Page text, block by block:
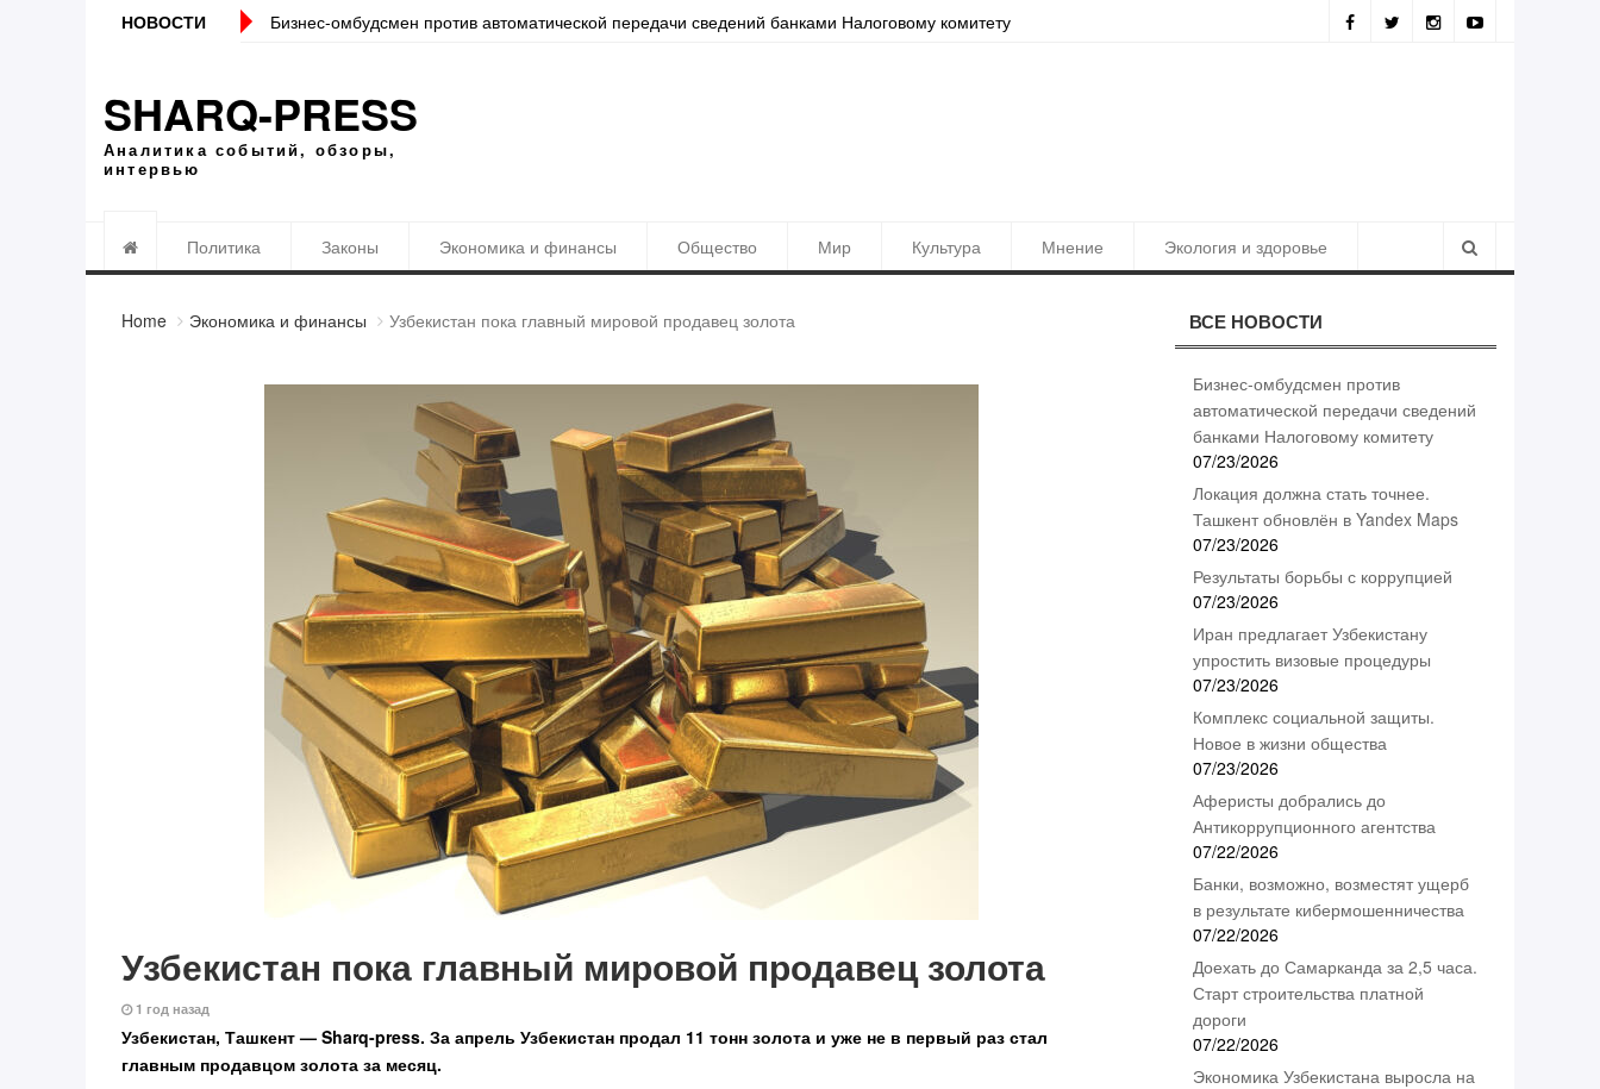
НОВОСТИ
сведений банками Налоговому комитету Локация должна стать точнее. Ташкент обновлён в Yandex Maps Результаты борьбы с коррупцией
SHARQ-PRESS
Аналитика событий, обзоры,
интервью
Политика Законы Экономика и финансы Общество Мир Культура Мнение Экология и здоровье
Home Экономика и финансы Узбекистан пока главный мировой продавец золота
Узбекистан пока главный мировой продавец золота
1 год назад
Узбекистан, Ташкент — Sharq-press. За апрель Узбекистан продал 11 тонн золота и уже не в первый раз стал
главным продавцом золота за месяц.
ВСЕ НОВОСТИ
Бизнес-омбудсмен против
автоматической передачи сведений
банками Налоговому комитету
07/23/2026
Локация должна стать точнее.
Ташкент обновлён в Yandex Maps
07/23/2026
Результаты борьбы с коррупцией
07/23/2026
Иран предлагает Узбекистану
упростить визовые процедуры
07/23/2026
Комплекс социальной защиты.
Новое в жизни общества
07/23/2026
Аферисты добрались до
Антикоррупционного агентства
07/22/2026
Банки, возможно, возместят ущерб
в результате кибермошенничества
07/22/2026
Доехать до Самарканда за 2,5 часа.
Старт строительства платной
дороги
07/22/2026
Экономика Узбекистана выросла на